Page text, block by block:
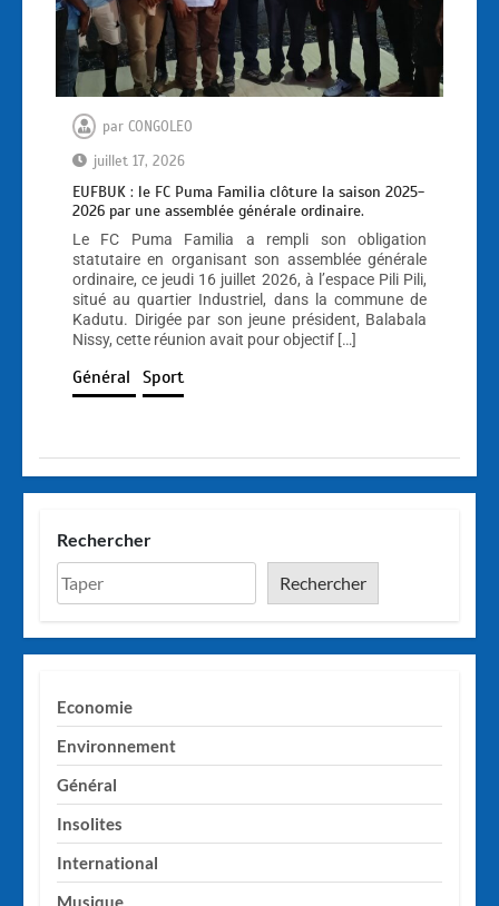
par CONGOLEO
juillet 17, 2026
EUFBUK : le FC Puma Familia clôture la saison 2025-
2026 par une assemblée générale ordinaire.
Le FC Puma Familia a rempli son obligation
statutaire en organisant son assemblée générale
ordinaire, ce jeudi 16 juillet 2026, à l’espace Pili Pili,
situé au quartier Industriel, dans la commune de
Kadutu. Dirigée par son jeune président, Balabala
Nissy, cette réunion avait pour objectif […]
Général Sport
Rechercher
Rechercher
Economie
Environnement
Général
Insolites
International
Musique